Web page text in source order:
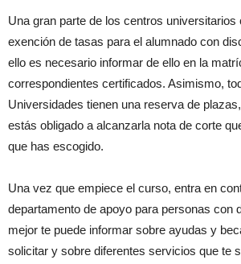
Una gran parte de los centros universitarios
exención de tasas para el alumnado con
ello es necesario informar de ello en la
correspondientes certificados. Asimismo,
Universidades tienen una reserva de
estás obligado a alcanzarla nota de corte
que has escogido.
Una vez que empiece el curso, entra en
departamento de apoyo para personas con
mejor te puede informar sobre ayudas y
solicitar y sobre diferentes servicios que te